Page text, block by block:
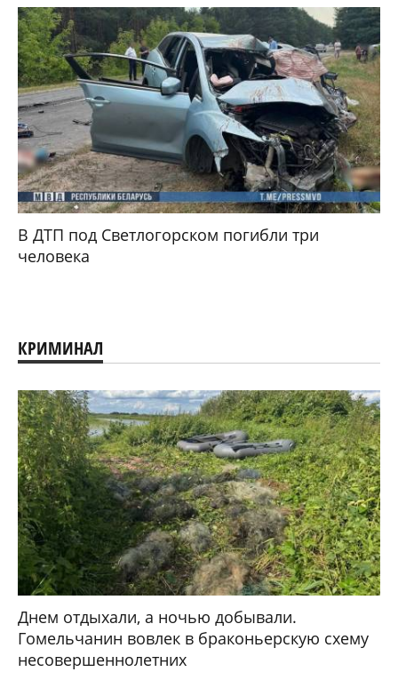
В ДТП под Светлогорском погибли три
человека
КРИМИНАЛ
Днем отдыхали, а ночью добывали.
Гомельчанин вовлек в браконьерскую схему
несовершеннолетних